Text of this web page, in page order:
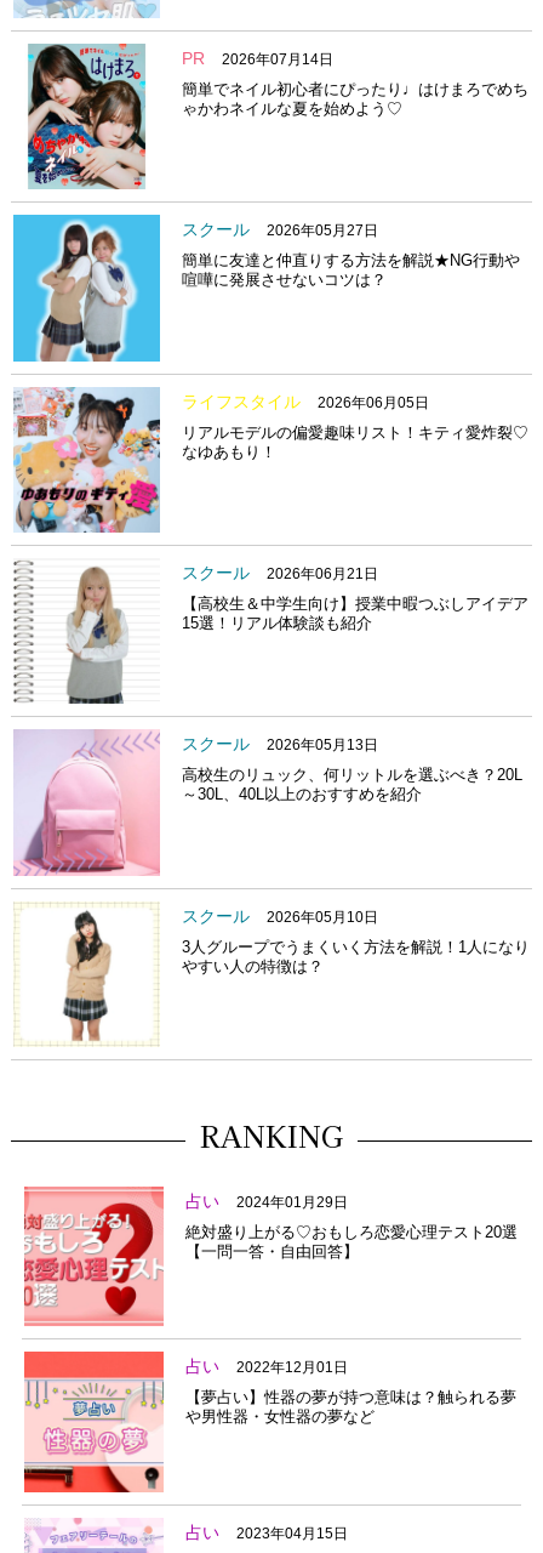
PR 2026年07月14日
簡単でネイル初心者にぴったり♩はけまろでめち
ゃかわネイルな夏を始めよう♡
スクール 2026年05月27日
簡単に友達と仲直りする方法を解説★NG行動や
喧嘩に発展させないコツは？
ライフスタイル 2026年06月05日
リアルモデルの偏愛趣味リスト！キティ愛炸裂♡
なゆあもり！
スクール 2026年06月21日
【高校生＆中学生向け】授業中暇つぶしアイデア
15選！リアル体験談も紹介
スクール 2026年05月13日
高校生のリュック、何リットルを選ぶべき？20L
～30L、40L以上のおすすめを紹介
スクール 2026年05月10日
3人グループでうまくいく方法を解説！1人になり
やすい人の特徴は？
RANKING
占い 2024年01月29日
絶対盛り上がる♡おもしろ恋愛心理テスト20選
【一問一答・自由回答】
占い 2022年12月01日
【夢占い】性器の夢が持つ意味は？触られる夢
や男性器・女性器の夢など
占い 2023年04月15日